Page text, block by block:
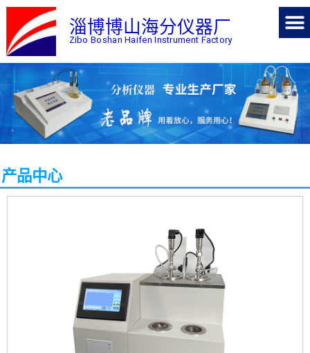
淄博博山海分仪器厂
Zibo Boshan Haifen Instrument Factory
产品中心